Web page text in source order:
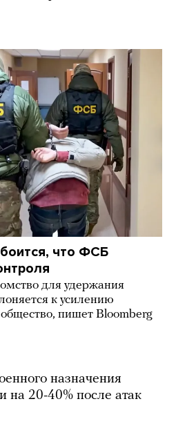
что ФСБ
для удержания
к усилению
пишет Bloomberg
назначения
на 20-40% после атак